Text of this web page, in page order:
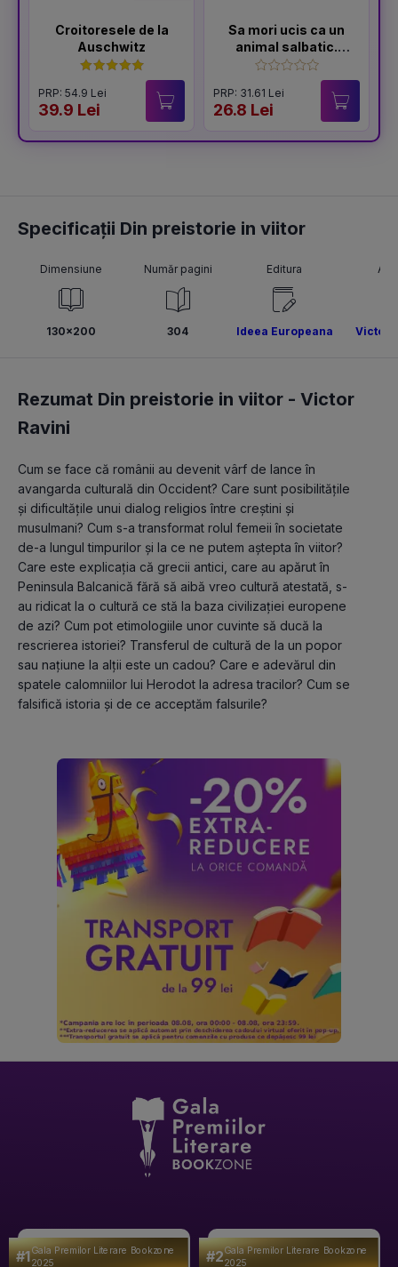
Croitoresele de la
Auschwitz
PRP: 54.9 Lei
39.9 Lei
Sa mori ucis ca un
animal salbatic.
Seria Sfarsitul
Ceausestilor Vol.2
PRP: 31.61 Lei
26.8 Lei
Specificații Din preistorie in viitor
Dimensiune
130x200
Număr pagini
304
Editura
Ideea Europeana Victor
Rezumat Din preistorie in viitor - Victor
Ravini
Cum se face că românii au devenit vârf de lance în
avangarda culturală din Occident? Care sunt posibilitățile
și dificultățile unui dialog religios între creștini și
musulmani? Cum s-a transformat rolul femeii în societate
de-a lungul timpurilor și la ce ne putem aștepta în viitor?
Care este explicația că grecii antici, care au apărut în
Peninsula Balcanică fără să aibă vreo cultură atestată, s-
au ridicat la o cultură ce stă la baza civilizației europene
de azi? Cum pot etimologiile unor cuvinte să ducă la
rescrierea istoriei? Transferul de cultură de la un popor
sau națiune la alții este un cadou? Care e adevărul din
spatele calomniilor lui Herodot la adresa tracilor? Cum se
falsifică istoria și de ce acceptăm falsurile?
#1Gala Premilor Literare Bookzone
2025 #2Gala Premilor Literare Bookzone
2025